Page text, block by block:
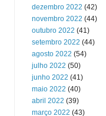
dezembro 2022 (42)
novembro 2022 (44)
outubro 2022 (41)
setembro 2022 (44)
agosto 2022 (54)
julho 2022 (50)
junho 2022 (41)
maio 2022 (40)
abril 2022 (39)
março 2022 (43)